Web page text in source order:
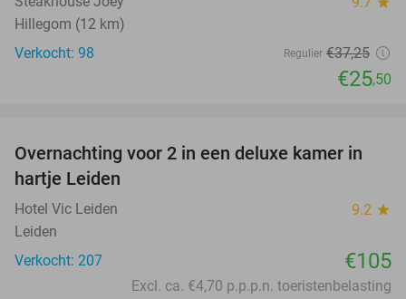
Hillegom (12 km)
Verkocht: 98
Regulier €37,25
€25,50
Overnachting voor 2 in een deluxe kamer in
hartje Leiden
Hotel Vic Leiden 9.2 star
Leiden
Verkocht: 207
€105
Excl. ca. €4,70 p.p.p.n. toeristenbelasting